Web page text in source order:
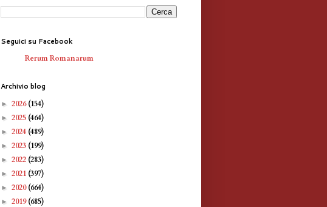
Seguici su Facebook
Rerum Romanarum
Archivio blog
► 2026(154)
► 2025 (464)
► 2024 (489)
► 2023 (199)
► 2022 (283)
► 2021 (397)
► 2020(664)
► 2019(685)